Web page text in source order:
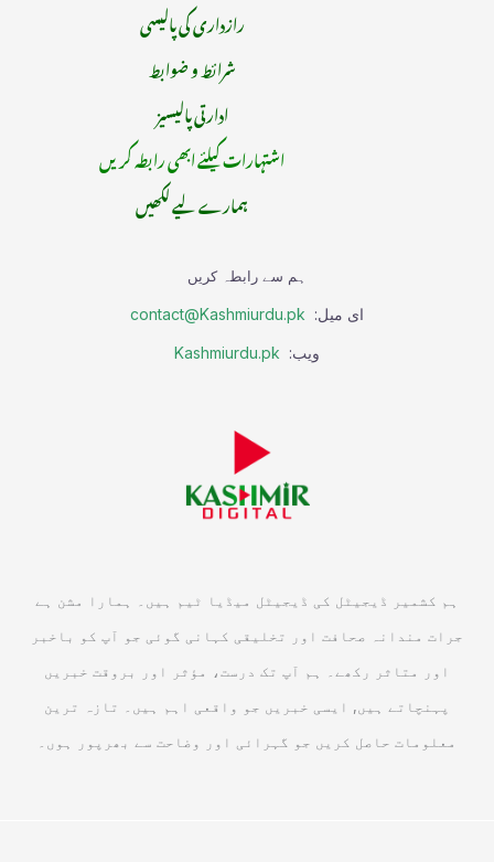
رازداری کی پالیسی
شرائط و ضوابط
ادارتی پالیسیز
اشتہارات کیلئے ابھی رابطہ کریں
ہمارے لیے لکھیں
ہم سے رابطہ کریں
ای میل: contact@Kashmiurdu.pk
ویب: Kashmiurdu.pk
ہم کشمیر ڈیجیٹل کی ڈیجیٹل میڈیا ٹیم ہیں۔ ہمارا مشن ہے
جرات مندانہ صحافت اور تخلیقی کہانی گوئی جو آپ کو باخبر
اور متاثر رکھے۔ ہم آپ تک درست، مؤثر اور بروقت خبریں
پہنچاتے ہیں, ایسی خبریں جو واقعی اہم ہیں۔ تازہ ترین
معلومات حاصل کریں جو گہرائی اور وضاحت سے بھرپور ہوں۔